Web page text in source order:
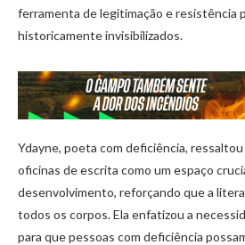
ferramenta de legitimação e resistência
historicamente invisibilizados.
Ydayne, poeta com deficiência,
oficinas de escrita como um espaço
desenvolvimento, reforçando que a
todos os corpos. Ela enfatizou a
para que pessoas com deficiência